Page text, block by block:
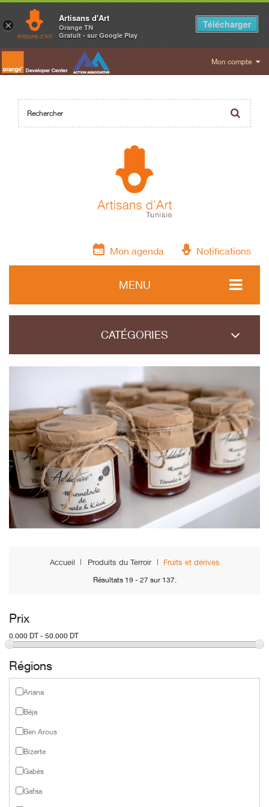
Mon compte
Mon agenda Notifications
MENU
CATÉGORIES
Accueil Produits du Terroir Fruits et dérivés
Résultats 19 - 27 sur 137.
Prix
0.000 DT - 50.000 DT
Régions
Ariana
Béja
Ben Arous
Bizerte
Gabès
Gafsa
×
Artisans d'Art
Orange TN
Gratuit - sur Google Play
Télécharger